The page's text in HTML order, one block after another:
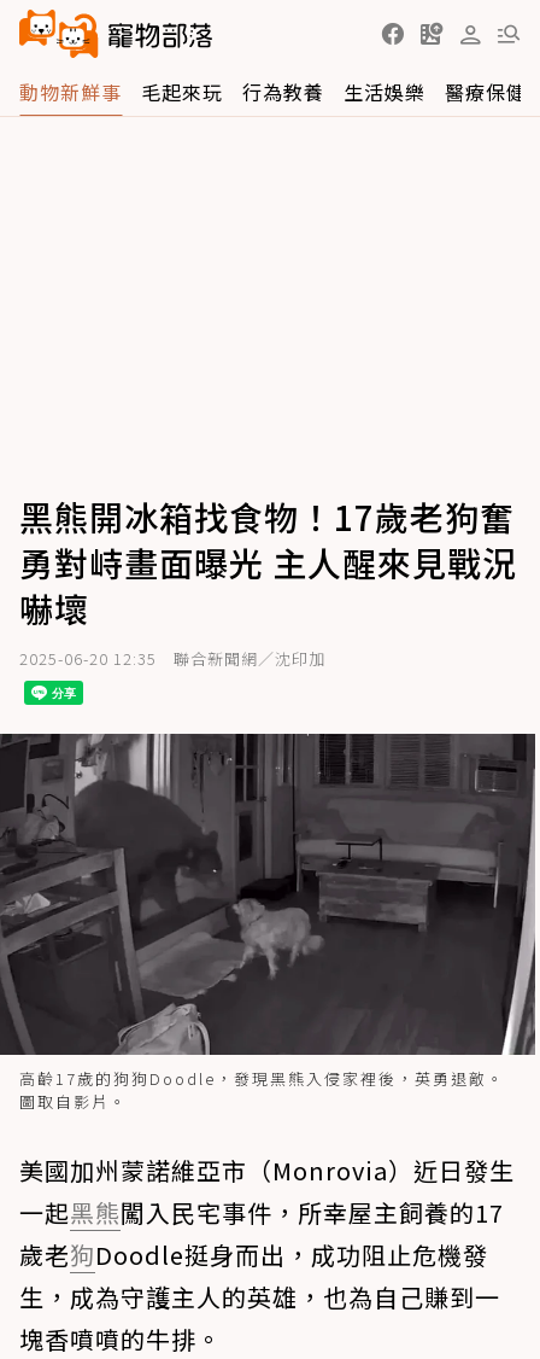
動物新鮮事 毛起來玩 行為教養 生活娛樂 醫療保健
黑熊開冰箱找食物！17歲老狗奮
勇對峙畫面曝光 主人醒來見戰況
嚇壞
2025-06-20 12:35 聯合新聞網／沈印加
高齡17歲的狗狗Doodle，發現黑熊入侵家裡後，英勇退敵。
圖取自影片。
美國加州蒙諾維亞市（Monrovia）近日發生
一起黑熊闖入民宅事件，所幸屋主飼養的17
歲老狗Doodle挺身而出，成功阻止危機發
生，成為守護主人的英雄，也為自己賺到一
塊香噴噴的牛排。